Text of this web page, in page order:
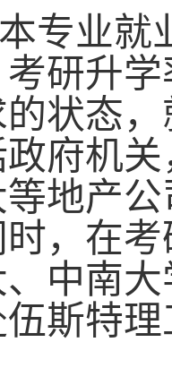
专业就
研升
状态
府机
地产
，在
中南
斯特